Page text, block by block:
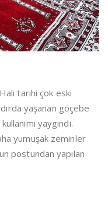
tarihi çok eski
yaşanan göçebe
yaygındı.
yumuşak zeminler
postundan yapılan